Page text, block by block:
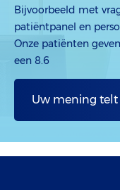
Bijvoorbeeld met
patiëntpanel en
Onze patiënten
een 8.6
Uw mening telt